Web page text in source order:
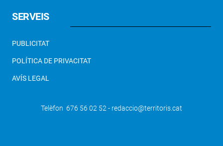
SERVEIS
PUBLICITAT
POLÍTICA DE PRIVACITAT
AVÍS LEGAL
Telèfon 676 56 02 52 - redaccio@territoris.cat